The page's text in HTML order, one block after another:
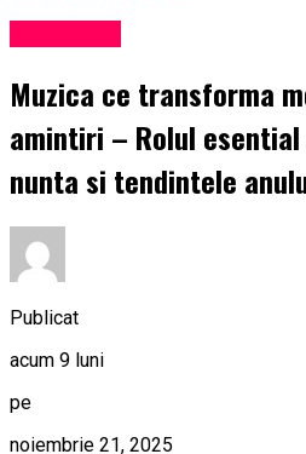
Muzica ce transforma
amintiri – Rolul
nunta si tendintele
Publicat
acum 9 luni
pe
noiembrie 21, 2025